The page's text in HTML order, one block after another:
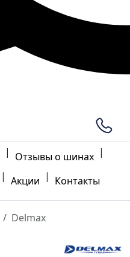
| Отзывы о шинах |
| Акции | Контакты
Delmax